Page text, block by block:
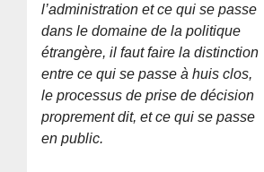
l’administration et ce qui se passe
dans le domaine de la politique
étrangère, il faut faire la distinction
entre ce qui se passe à huis clos,
le processus de prise de décision
proprement dit, et ce qui se passe
en public.